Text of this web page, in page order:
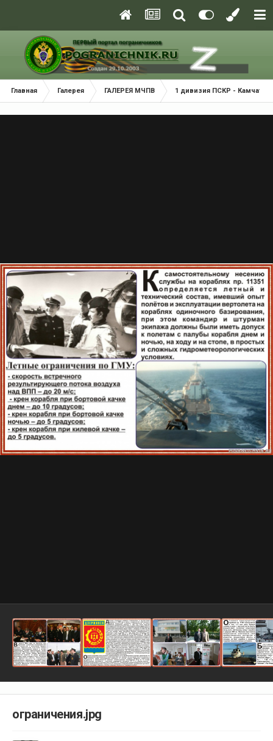
Главная Галерея ГАЛЕРЕЯ МЧПВ 1 дивизия ПСКР - Камчатка
ограничения.jpg